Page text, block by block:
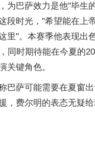
为巴萨效力是他"毕生
段时光，"希望能在上
里"。本赛季他表现出
同时期待能在今夏的
关键角色。
巴萨可能需要在夏窗
，费尔明的表态无疑